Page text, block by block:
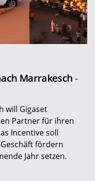
Marrakesch -
will Gigaset
Partner für ihren
Incentive soll
fördern
Jahr setzen.